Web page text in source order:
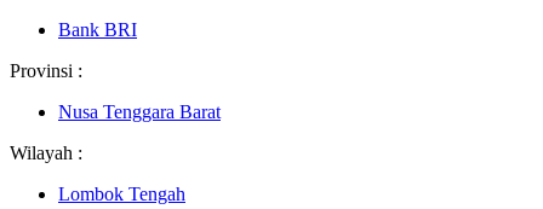
Bank BRI
Provinsi :
Nusa Tenggara Barat
Wilayah :
Lombok Tengah